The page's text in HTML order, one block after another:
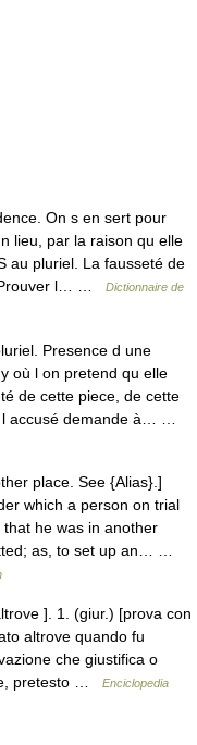
On s en sert pour
lieu, par la raison qu elle
au pluriel. La fausseté de
Prouver l… …
Dictionnaire de
Presence d une
où l on pretend qu elle
de cette piece, de cette
l accusé demande à… …
place. See {Alias}.]
which a person on trial
he was in another
as, to set up an… …
]. 1. (giur.) [prova con
altrove quando fu
che giustifica o
pretesto …
Enciclopedia